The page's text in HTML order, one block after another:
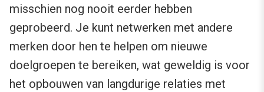
misschien nog nooit eerder hebben
geprobeerd. Je kunt netwerken met andere
merken door hen te helpen om nieuwe
doelgroepen te bereiken, wat geweldig is voor
het opbouwen van langdurige relaties met